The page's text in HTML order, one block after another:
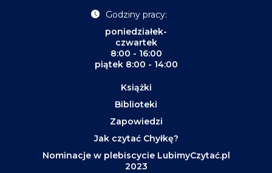
Godziny pracy:
poniedziałek-
czwartek
8:00 - 16:00
piątek 8:00 - 14:00
Książki
Biblioteki
Zapowiedzi
Jak czytać Chyłkę?
Nominacje w plebiscycie LubimyCzytać.pl
2023